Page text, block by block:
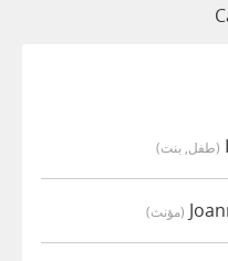
(طفل, بنت)
(مؤنث)